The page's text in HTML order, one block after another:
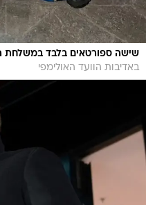
שישה ספורטאים בלבד במשלחת
באדיבות הוועד האולימפי